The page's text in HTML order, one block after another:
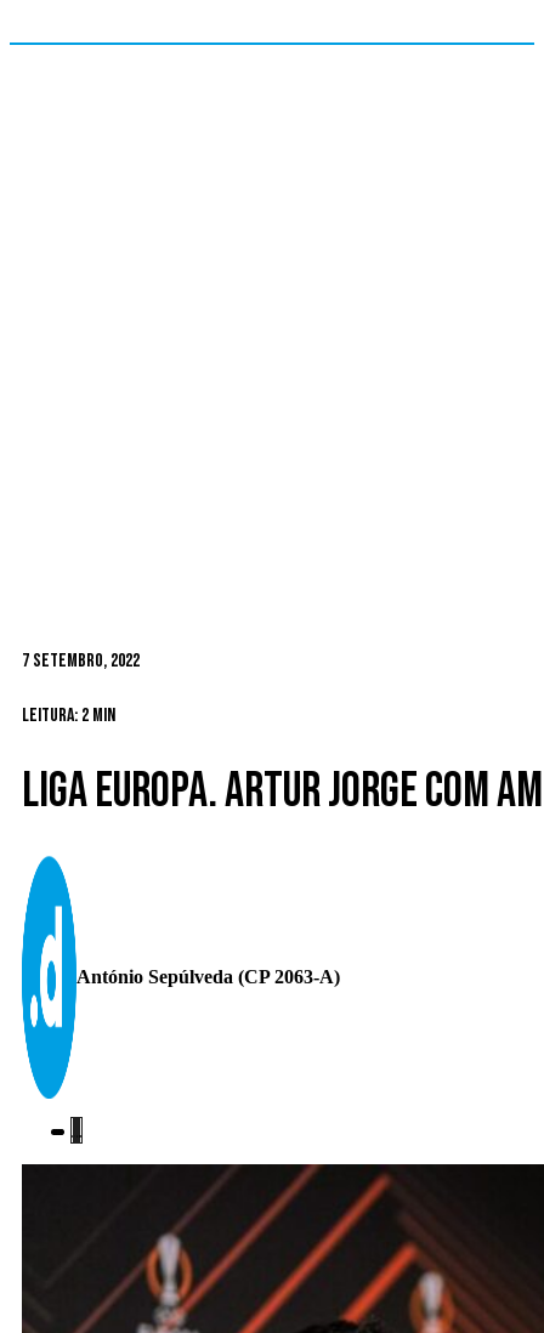
7 Setembro, 2022
Leitura: 2 min
Liga Europa. Artur Jorge com
António Sepúlveda (CP 2063-A)